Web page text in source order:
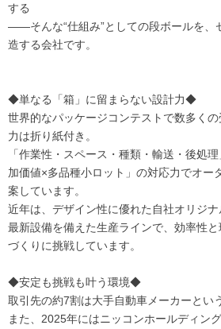
する
――そんな“仕組み”としての段ボールを、
造する会社です。
◆単なる「箱」に留まらない設計力◆
世界的なパッケージコンテストで数多く
力は折り紙付き。
「作業性・スペース・種類・輸送・後処
加価値×多品種小ロット」の対応力でオー
案しています。
近年は、デザイン性に優れた自社オリジナ
最新設備を備えた生産ラインで、効率性
づくりに挑戦しています。
◆安定も挑戦も叶う環境◆
取引先の約7割は大手自動車メーカーとい
また、2025年にはニッコンホールディン